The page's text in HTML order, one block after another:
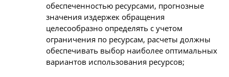
обеспеченностью ресурсами, прогнозные
значения издержек обращения
целесообразно определять с учетом
ограничения по ресурсам, расчеты должны
обеспечивать выбор наиболее оптимальных
вариантов использования ресурсов;